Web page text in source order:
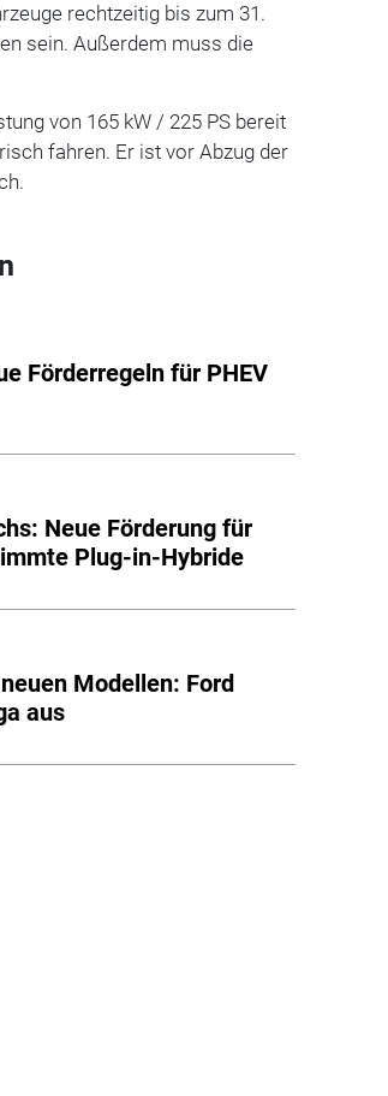
rechtzeitig bis zum 31.
sein. Außerdem muss die
von 165 kW / 225 PS bereit
fahren. Er ist vor Abzug der
Förderregeln für PHEV
Neue Förderung für
Plug-in-Hybride
Modellen: Ford
aus